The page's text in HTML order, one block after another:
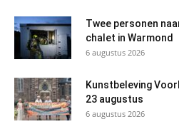
Twee personen
chalet in Warmond
6 augustus 2026
Kunstbeleving
23 augustus
6 augustus 2026